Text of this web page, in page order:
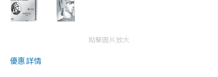
點擊圖片放大
優惠詳情